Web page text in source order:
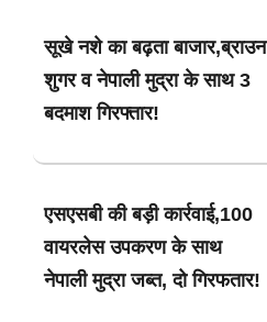
सूखे नशे का बढ़ता बाजार,ब्राउन
शुगर व नेपाली मुद्रा के साथ 3
बदमाश गिरफ्तार!
एसएसबी की बड़ी कार्रवाई,100
वायरलेस उपकरण के साथ
नेपाली मुद्रा जब्त, दो गिरफतार!